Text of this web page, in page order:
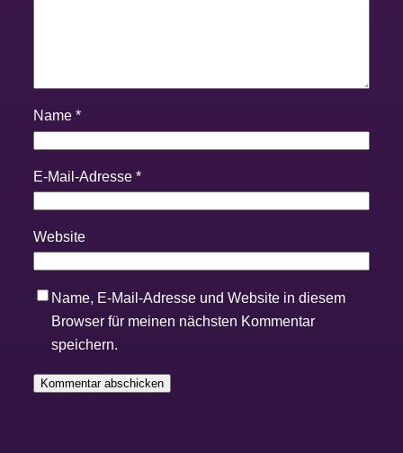
Name *
E-Mail-Adresse *
Website
Name, E-Mail-Adresse und Website in diesem
Browser für meinen nächsten Kommentar
speichern.